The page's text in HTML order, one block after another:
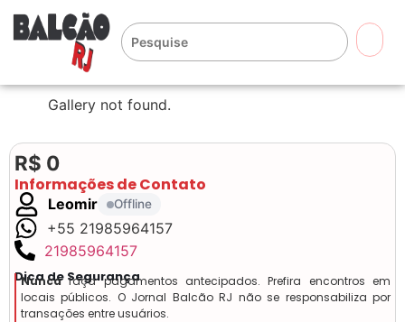
Gallery not found.
R$ 0
Informações de Contato
Leomir Offline
+55 21985964157
21985964157
Dica de Segurança
Nuncafaça pagamentos antecipados. Prefira encontros em
locais públicos. O Jornal Balcão RJ não se responsabiliza por
transações entre usuários.